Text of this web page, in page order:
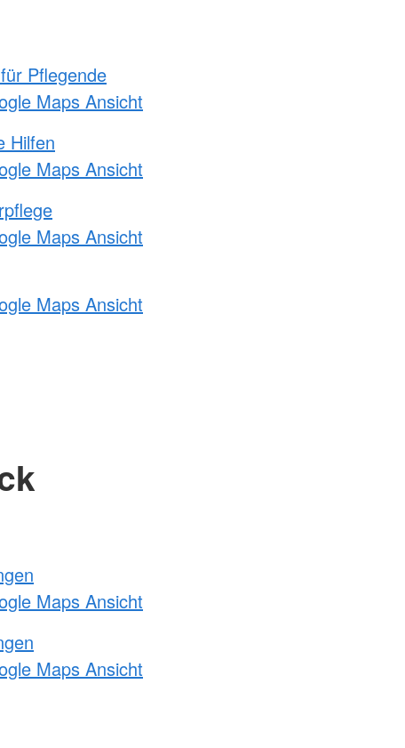
Pflegende
Maps Ansicht
Hilfen
Maps Ansicht
Maps Ansicht
Maps Ansicht
Maps Ansicht
Maps Ansicht